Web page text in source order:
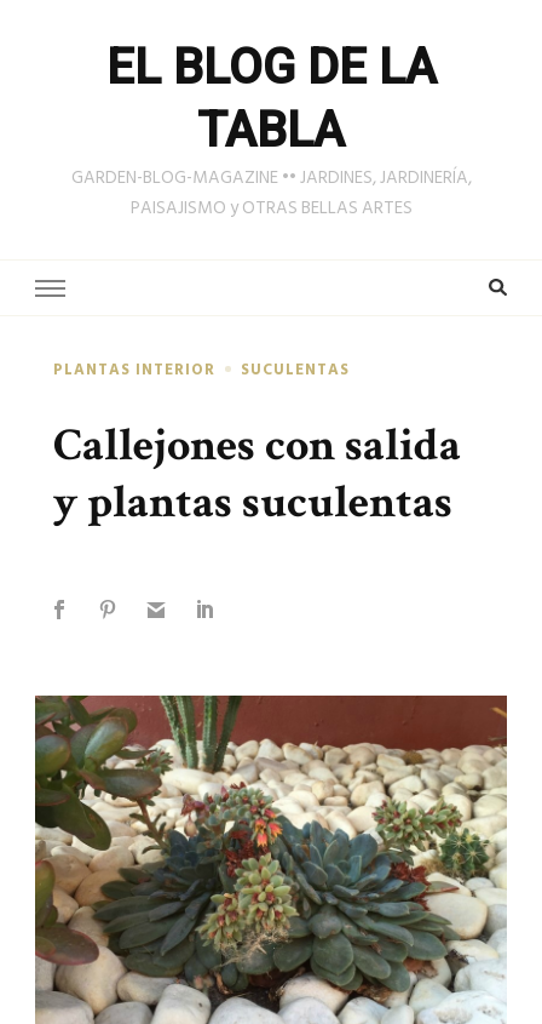
EL BLOG DE LA
TABLA
GARDEN-BLOG-MAGAZINE •• JARDINES, JARDINERÍA,
PAISAJISMO y OTRAS BELLAS ARTES
PLANTAS INTERIOR SUCULENTAS
Callejones con salida
y plantas suculentas